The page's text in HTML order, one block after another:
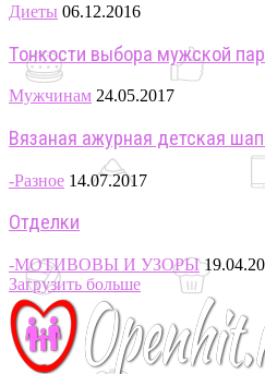
Диеты 06.12.2016
Тонкости выбора мужской
Мужчинам 24.05.2017
Вязаная ажурная детская
-Разное 14.07.2017
Отделки
-МОТИВОВЫ И УЗОРЫ
Загрузить больше